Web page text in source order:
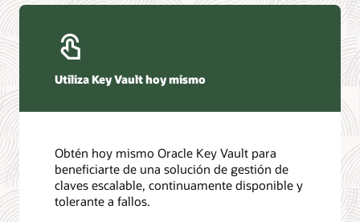
Utiliza Key Vault hoy mismo
Obtén hoy mismo Oracle Key Vault para
beneficiarte de una solución de gestión de
claves escalable, continuamente disponible y
tolerante a fallos.